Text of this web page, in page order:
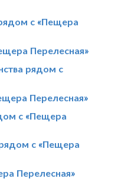
с «Пещера
Перелесная»
рядом с
Перелесная»
с «Пещера
с «Пещера
Перелесная»